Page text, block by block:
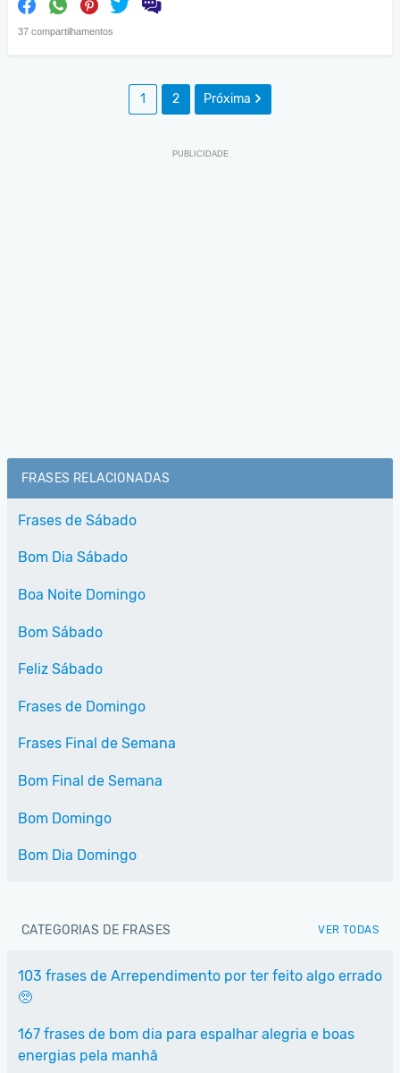
37 compartilhamentos
1 2 Próxima
FRASES RELACIONADAS
Frases de Sábado
Bom Dia Sábado
Boa Noite Domingo
Bom Sábado
Feliz Sábado
Frases de Domingo
Frases Final de Semana
Bom Final de Semana
Bom Domingo
Bom Dia Domingo
CATEGORIAS DE FRASES VER TODAS
103 frases de Arrependimento por ter feito algo errado
🥺
167 frases de bom dia para espalhar alegria e boas
energias pela manhã